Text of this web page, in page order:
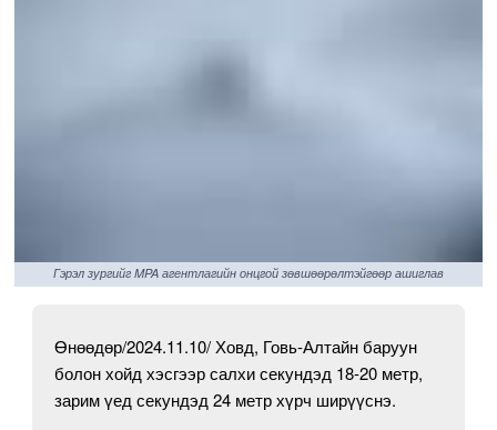
Гэрэл зургийг MPA агентлагийн онцгой зөвшөөрөлтэйгөөр ашиглав
Өнөөдөр/2024.11.10/ Ховд, Говь-Алтайн баруун
болон хойд хэсгээр салхи секундэд 18-20 метр,
зарим үед секундэд 24 метр хүрч ширүүснэ.